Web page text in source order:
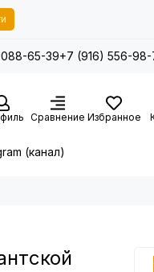
65-39+7 (916) 556-98-
Сравнение Избранное
(канал)